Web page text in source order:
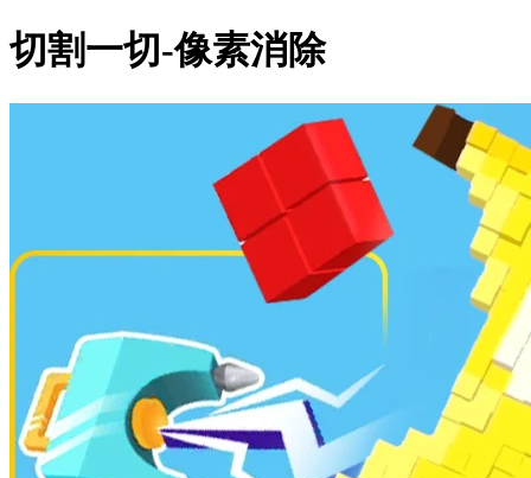
切割一切-像素消除